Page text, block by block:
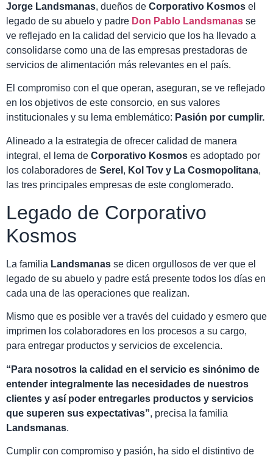
Jorge Landsmanas, dueños de Corporativo Kosmos el
legado de su abuelo y padre Don Pablo Landsmanas se
ve reflejado en la calidad del servicio que los ha llevado a
consolidarse como una de las empresas prestadoras de
servicios de alimentación más relevantes en el país.
El compromiso con el que operan, aseguran, se ve reflejado
en los objetivos de este consorcio, en sus valores
institucionales y su lema emblemático: Pasión por cumplir.
Alineado a la estrategia de ofrecer calidad de manera
integral, el lema de Corporativo Kosmos es adoptado por
los colaboradores de Serel , Kol Tov y La Cosmopolitana,
las tres principales empresas de este conglomerado.
Legado de Corporativo
Kosmos
La familia Landsmanas se dicen orgullosos de ver que el
legado de su abuelo y padre está presente todos los días en
cada una de las operaciones que realizan.
Mismo que es posible ver a través del cuidado y esmero que
imprimen los colaboradores en los procesos a su cargo,
para entregar productos y servicios de excelencia.
“Para nosotros la calidad en el servicio es sinónimo de
entender integralmente las necesidades de nuestros
clientes y así poder entregarles productos y servicios
que superen sus expectativas”, precisa la familia
Landsmanas.
Cumplir con compromiso y pasión, ha sido el distintivo de